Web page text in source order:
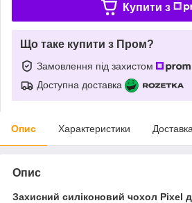
Купити з
Що таке купити з Пром?
Замовлення під захистом
Доступна доставка
Опис Характеристики Доставка
Опис
Захисний силіконовий чохол Pixel